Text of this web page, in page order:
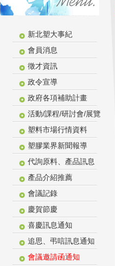
新北塑大事紀
會員消息
徵才資訊
政令宣導
政府各項補助計畫
活動/課程/研討會/展覽
塑料市場行情資料
塑膠業界新聞報導
代詢原料、產品訊息
產品介紹推薦
會議記錄
慶賀節慶
喜慶訊息通知
追思、弔唁訊息通知
會議邀請函通知